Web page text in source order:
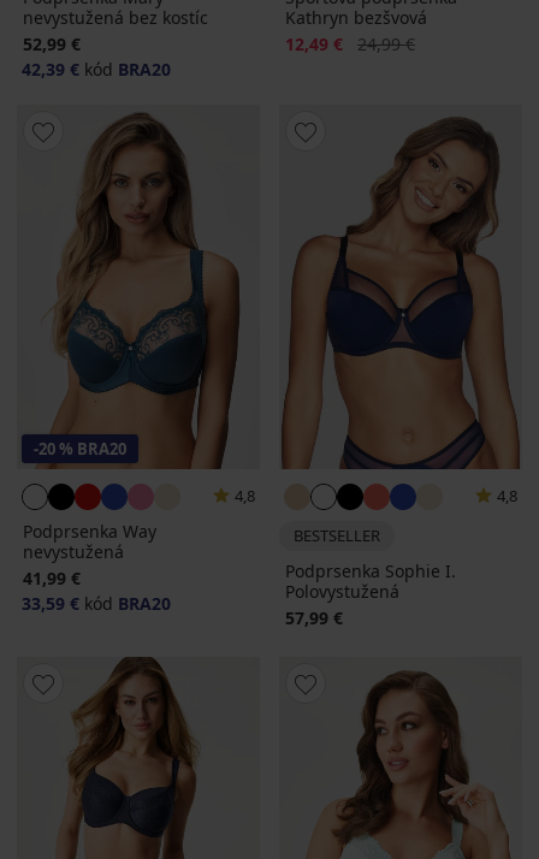
nevystužená bez kostíc
52,99 €
42,39 € kód BRA20
Kathryn bezšvová
Zľava
12,49 € Pôvodná cena
24,99 €
-20 % BRA20
4,8
Podprsenka Way
nevystužená
41,99 €
33,59 € kód BRA20
4,8
BESTSELLER
Podprsenka Sophie I.
Polovystužená
57,99 €